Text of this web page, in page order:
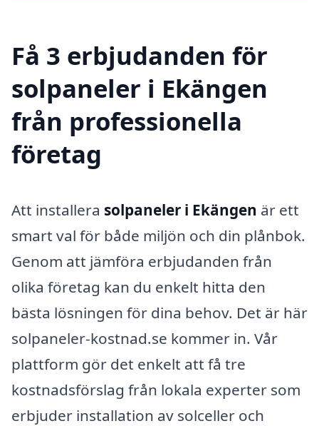
Få 3 erbjudanden för
solpaneler i Ekängen
från professionella
företag
Att installera solpaneler i Ekängen är ett
smart val för både miljön och din plånbok.
Genom att jämföra erbjudanden från
olika företag kan du enkelt hitta den
bästa lösningen för dina behov. Det är här
solpaneler-kostnad.se kommer in. Vår
plattform gör det enkelt att få tre
kostnadsförslag från lokala experter som
erbjuder installation av solceller och